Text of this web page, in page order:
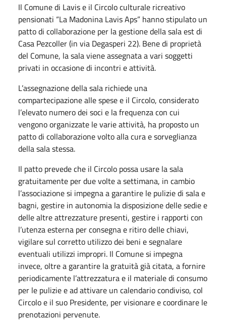
Il Comune di Lavis e il Circolo culturale ricreativo
pensionati “La Madonina Lavis Aps” hanno stipulato un
patto di collaborazione per la gestione della sala est di
Casa Pezcoller (in via Degasperi 22). Bene di proprietà
del Comune, la sala viene assegnata a vari soggetti
privati in occasione di incontri e attività.
L’assegnazione della sala richiede una
compartecipazione alle spese e il Circolo, considerato
l’elevato numero dei soci e la frequenza con cui
vengono organizzate le varie attività, ha proposto un
patto di collaborazione volto alla cura e sorveglianza
della sala stessa.
Il patto prevede che il Circolo possa usare la sala
gratuitamente per due volte a settimana, in cambio
l’associazione si impegna a garantire le pulizie di sala e
bagni, gestire in autonomia la disposizione delle sedie e
delle altre attrezzature presenti, gestire i rapporti con
l’utenza esterna per consegna e ritiro delle chiavi,
vigilare sul corretto utilizzo dei beni e segnalare
eventuali utilizzi impropri. Il Comune si impegna
invece, oltre a garantire la gratuità già citata, a fornire
periodicamente l’attrezzatura e il materiale di consumo
per le pulizie e ad attivare un calendario condiviso, col
Circolo e il suo Presidente, per visionare e coordinare le
prenotazioni pervenute.